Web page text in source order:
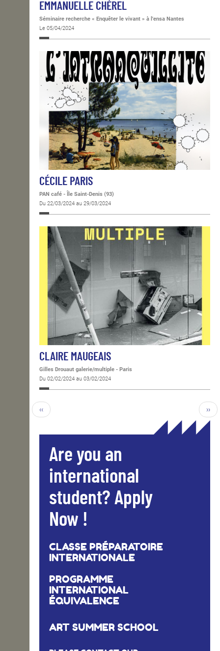
EMMANUELLE CHÉREL
Séminaire recherche « Enquêter le vivant » à l'ensa Nantes
Le 05/04/2024
CÉCILE PARIS
PAN café - Île Saint-Denis (93)
Du 22/03/2024 au 29/03/2024
CLAIRE MAUGEAIS
Gilles Drouaut galerie/multiple - Paris
Du 02/02/2024 au 03/02/2024
‹‹ ››
Are you an
international
student? Apply
Now !
CLASSE PRÉPARATOIRE
INTERNATIONALE
PROGRAMME
INTERNATIONAL
ÉQUIVALENCE
ART SUMMER SCHOOL